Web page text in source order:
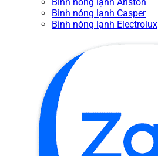
Bình nóng lạnh Casper
Bình nóng lạnh Electrolux